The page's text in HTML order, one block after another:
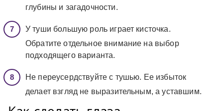
глубины и загадочности.
У туши большую роль играет кисточка.
Обратите отдельное внимание на выбор
подходящего варианта.
Не переусердствуйте с тушью. Ее избыток
делает взгляд не выразительным, а уставшим.